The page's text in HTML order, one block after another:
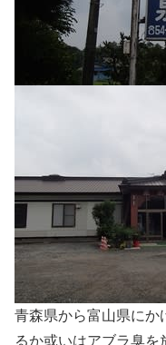
青森県から富山県にか
るか或いはアブラ臭